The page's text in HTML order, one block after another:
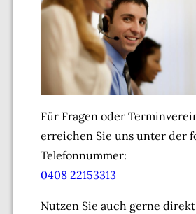
Für Fragen oder
erreichen Sie uns unter der
Telefonnummer:
0408 22153313
Nutzen Sie auch gerne